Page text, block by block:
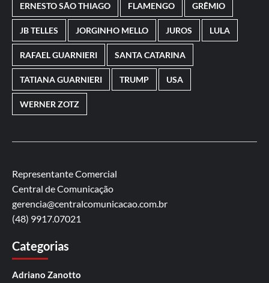
ERNESTO SÃO THIAGO FLAMENGO GRÊMIO
JB TELLES JORGINHO MELLO JUROS LULA
RAFAEL GUARNIERI SANTA CATARINA
TATIANA GUARNIERI TRUMP USA
WERNER ZOTZ
Representante Comercial
Central de Comunicação
gerencia@centralcomunicacao.com.br
(48) 9917.07021
Categorias
Adriano Zanotto